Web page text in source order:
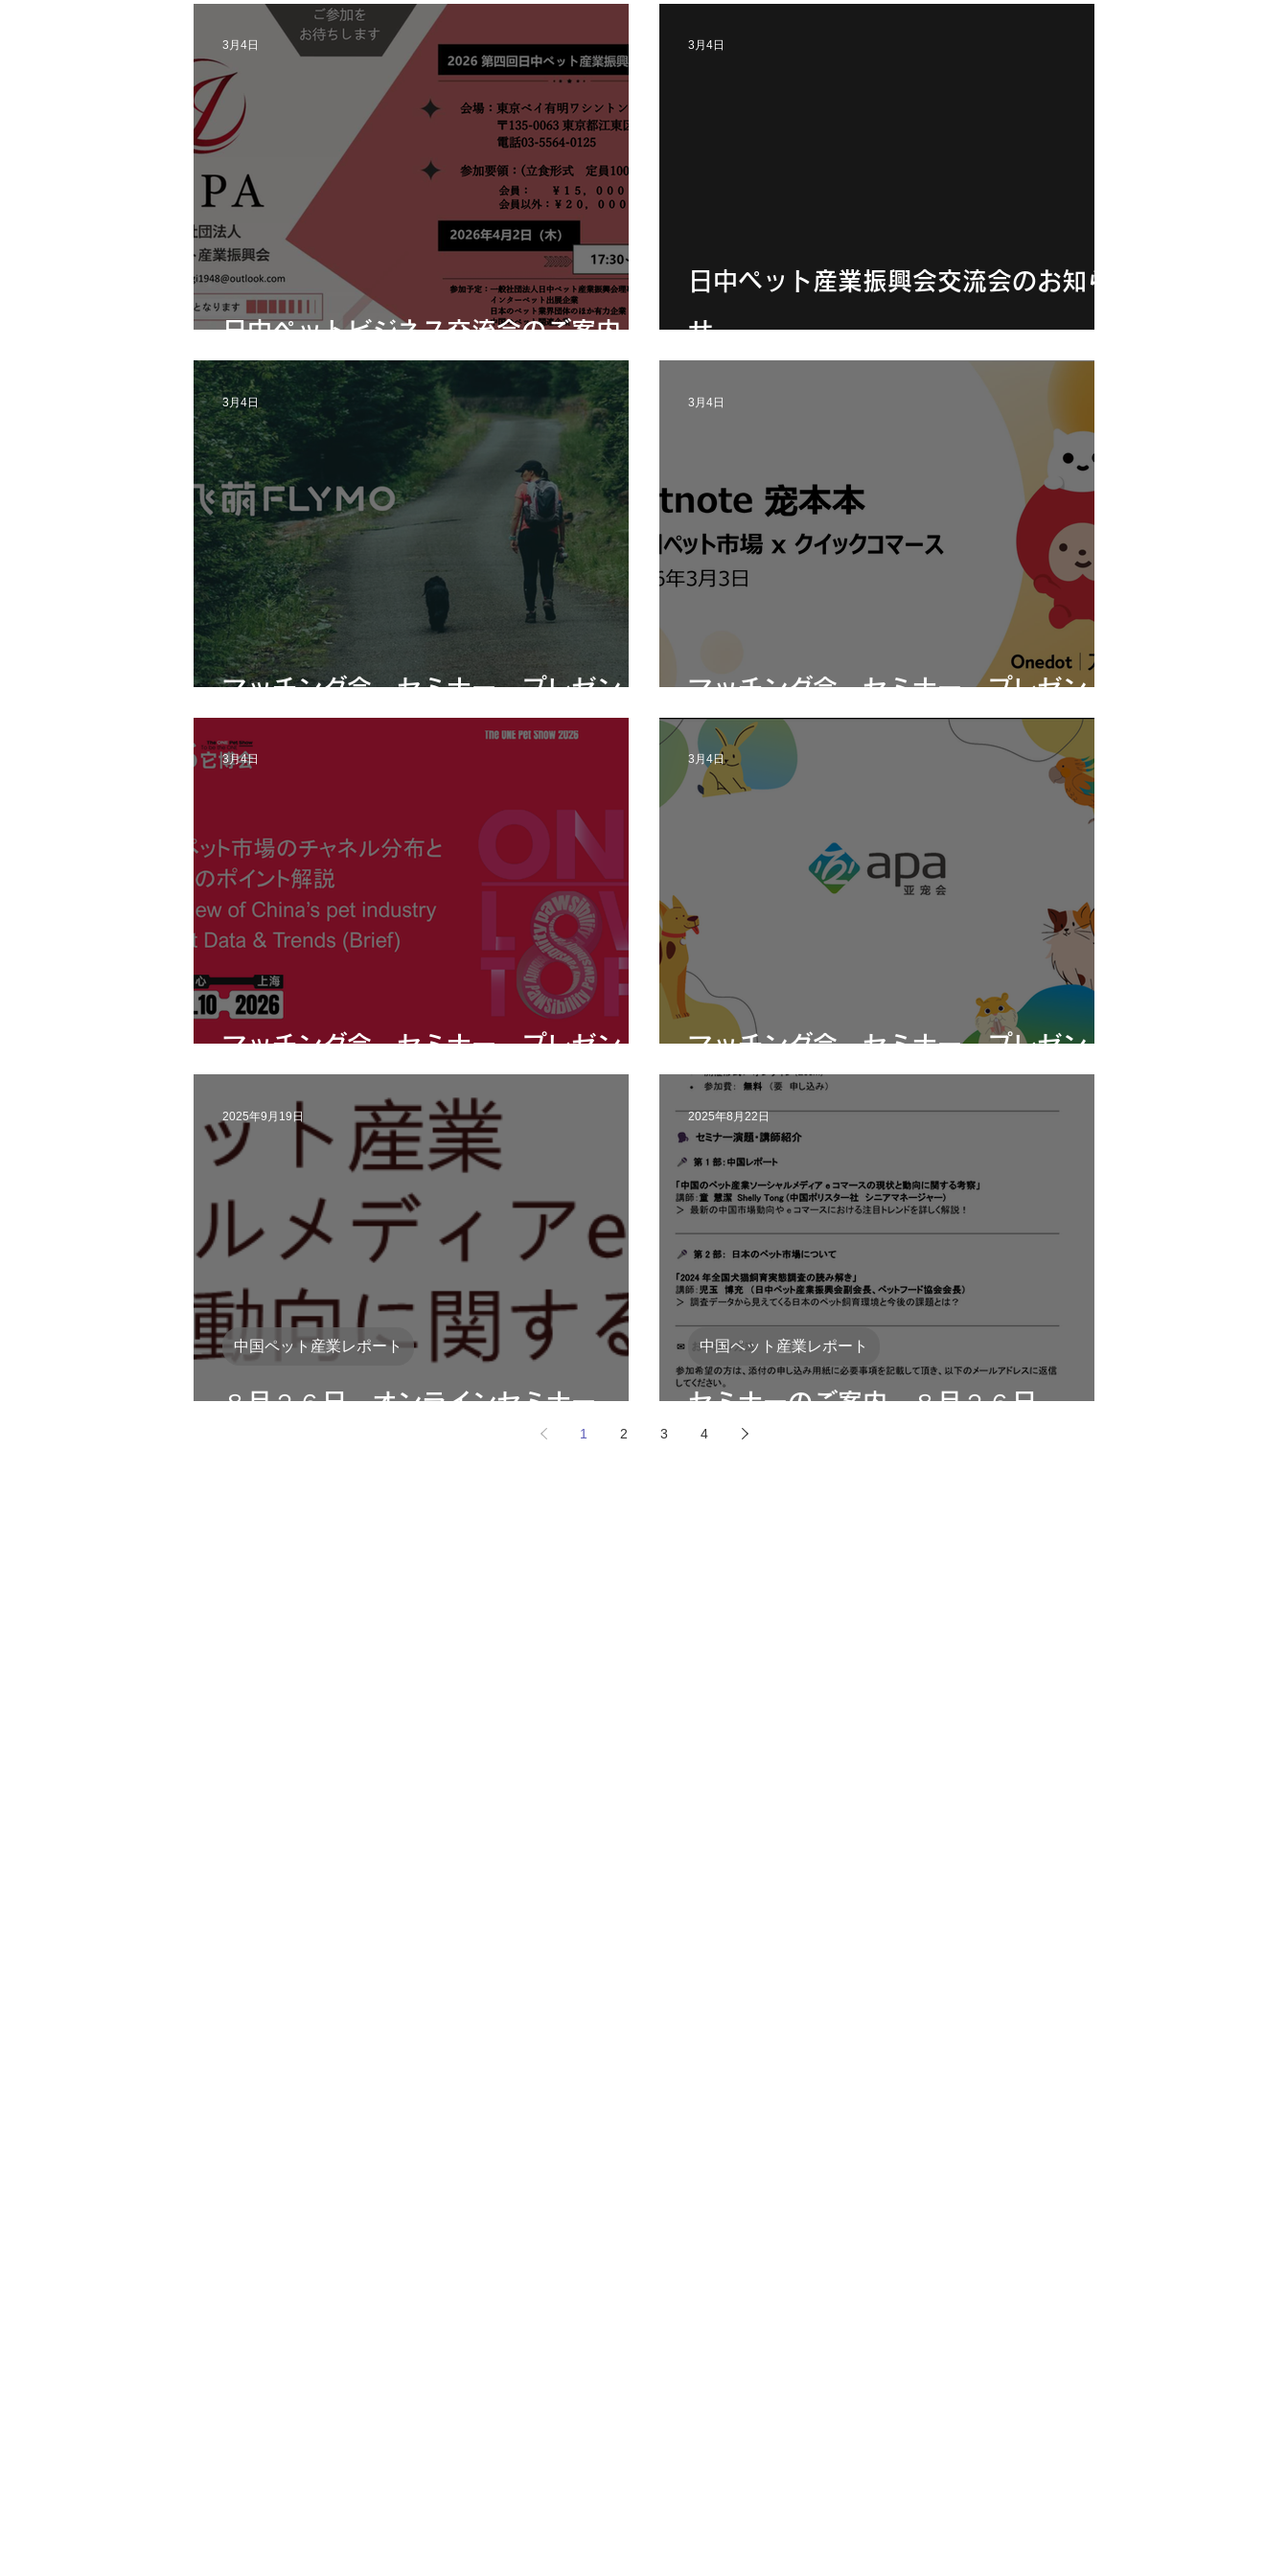
日中ペットビジネス交流会のご案内
3月4日
日中ペット産業振興会交流会のお知ら
せ
3月4日
マッチング会 セミナー プレゼン
3月4日
マッチング会 セミナー プレゼン
3月4日
マッチング会 セミナー プレゼン
3月4日
マッチング会 セミナー プレゼン
3月4日
８月２６日 オンラインセミナー
中国ペット産業レポート
2025年9月19日
セミナーのご案内 ８月２６日
中国ペット産業レポート
2025年8月22日
1 2 3 4